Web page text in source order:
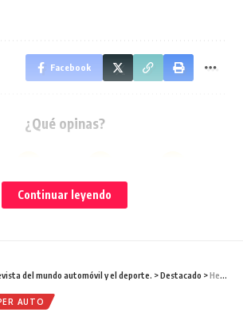
Facebook
¿Qué opinas?
Sad
0
Happy
0
Dejar un comentario
Continuar leyendo
del mundo automóvil y el deporte. >Destacado >Hennessey Venom F5: el hypercar que apunta a los 500 km/h
AUTO